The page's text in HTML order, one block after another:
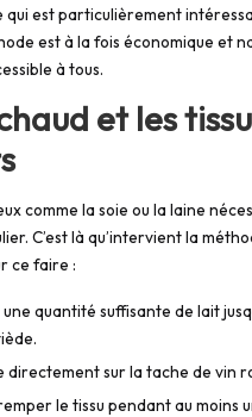
qui est particulièrement
est à la fois économique et
à tous.
et les
comme la soie ou la laine
C’est là qu’intervient la
ce faire :
quantité suffisante de lait
directement sur la tache de vin
le tissu pendant au moins